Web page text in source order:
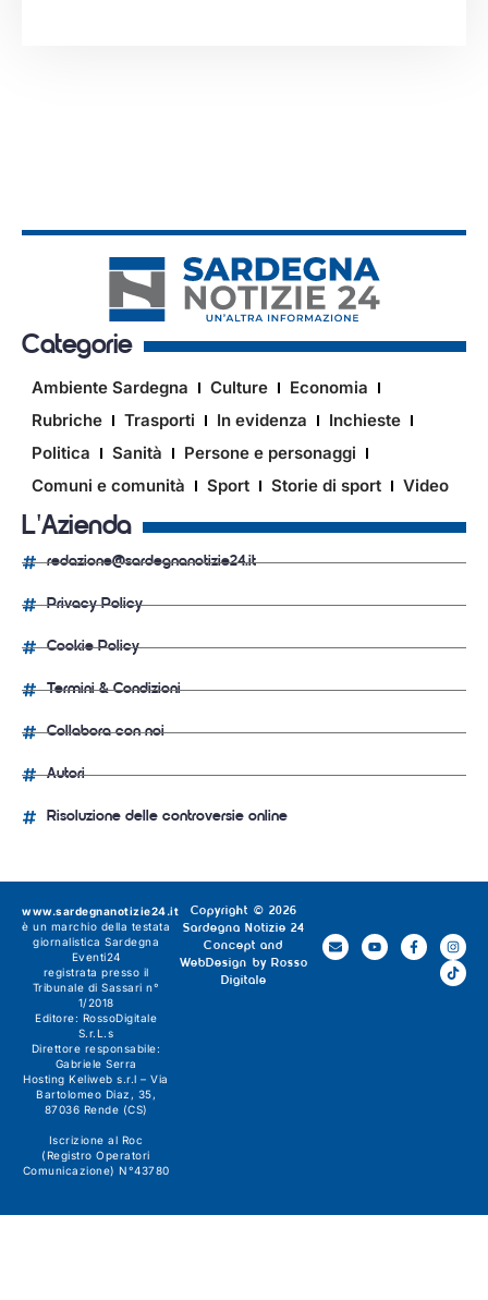
Categorie
Ambiente Sardegna Culture
Economia
Rubriche
Trasporti In evidenza
Inchieste
Politica
Sanità
Persone e personaggi
Comuni e comunità
Sport Storie di sport Video
L'Azienda
redazione@sardegnanotizie24.it
Privacy Policy
Cookie Policy
Termini & Condizioni
Collabora con noi
Autori
Risoluzione delle controversie online
Copyright © 2026
Sardegna Notizie 24
Concept and
WebDesign by Rosso
Digitale
www.sardegnanotizie24.it
è un marchio della testata
giornalistica Sardegna
Eventi24
registrata presso il
Tribunale di Sassari n°
1/2018
Editore: RossoDigitale
S.r.L.s
Direttore responsabile:
Gabriele Serra
Hosting Keliweb s.r.l – Via
Bartolomeo Diaz, 35,
87036 Rende (CS)
Iscrizione al Roc
(Registro Operatori
Comunicazione) N°43780